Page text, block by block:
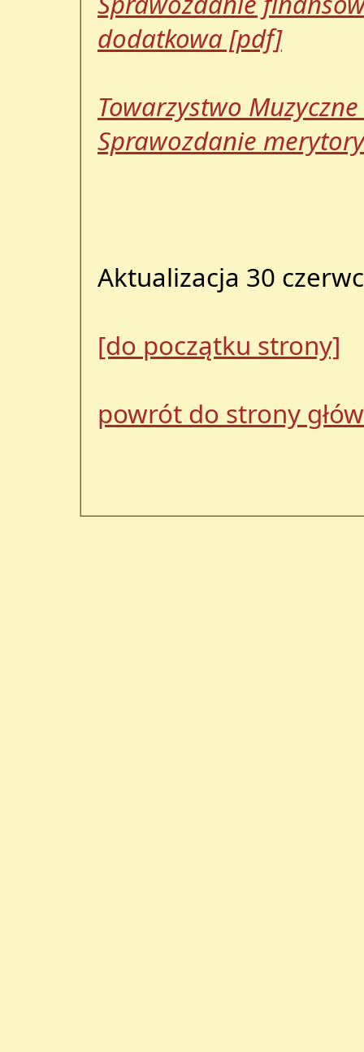
dodatkowa [pdf]
Towarzystwo
Sprawozdanie
Aktualizacja 30
[do początku strony]
powrót do strony